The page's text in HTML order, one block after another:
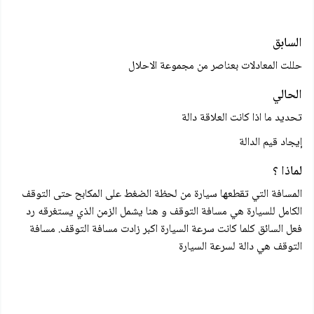
السابق
حللت المعادلات بعناصر من مجموعة الاحلال
الحالي
تحديد ما اذا كانت العلاقة دالة
إيجاد قيم الدالة
لماذا ؟
المسافة التي تقطعها سيارة من لحظة الضغط على المكابح حتى التوقف
الكامل للسيارة هي مسافة التوقف و هنا يشمل الزمن الذي يستغرقه رد
فعل السائق كلما كانت سرعة السيارة اكبر زادت مسافة التوقف. مسافة
التوقف هي دالة لسرعة السيارة